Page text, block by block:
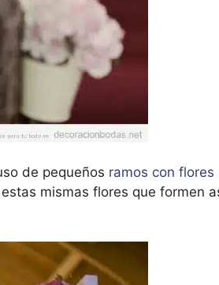
de pequeños ramos con flores
mismas flores que formen